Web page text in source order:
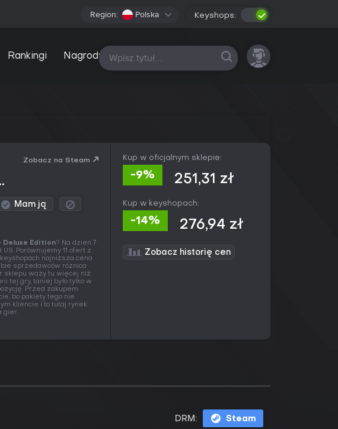
Region: Polska Keyshops:
Rankingi Nagrody Wszystkie platformy
Zobacz na Steam
Mam ją
Deluxe Edition? Na dzień 7
Porównujemy 11 ofert z
keyshopach najniższa cena
sprzedawców różnica
sklepu waży tu więcej niż
tej gry, taniej było tylko w
Przed zakupem
bo pakiety tego nie
kliencie i to tutaj rynek
gier.
Kup w oficjalnym sklepie:
-9% 251,31 zł
Kup w keyshopach:
-14% 276,94 zł
Zobacz historię cen
DRM: Steam